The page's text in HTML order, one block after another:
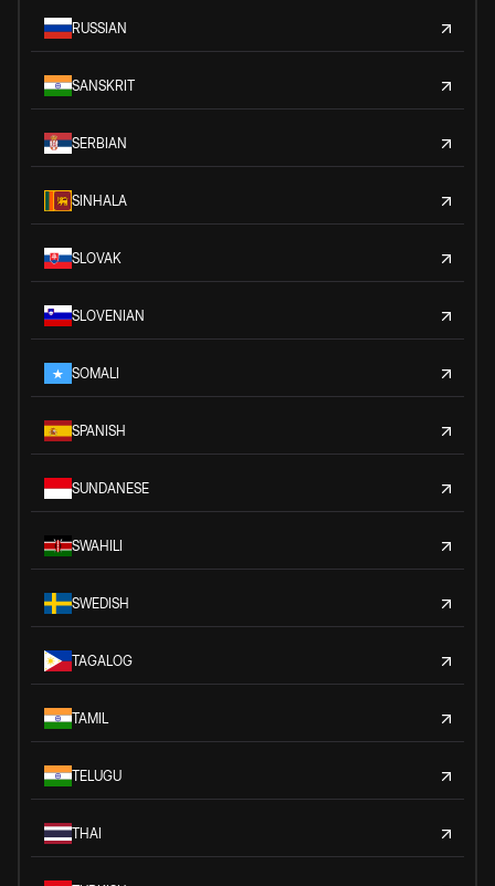
RUSSIAN
SANSKRIT
SERBIAN
SINHALA
SLOVAK
SLOVENIAN
SOMALI
SPANISH
SUNDANESE
SWAHILI
SWEDISH
TAGALOG
TAMIL
TELUGU
THAI